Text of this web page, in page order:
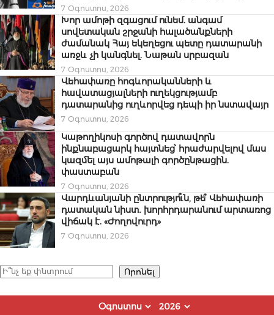
7 Օգոստոս, 2026
Խոր ամոթի զգացում ունեմ. անգամ
սովետական շրջանի հալածանքների
ժամանակ Հայ եկեղեցու պետը դատարանի
առջև չի կանգնել. Նաթան սրբազան
7 Օգոստոս, 2026
Վեհափառը հոգևորականների և
հավատացյալների ուղեկցությամբ
դատարանից ուղևորվեց դեպի իր նստավայր
7 Օգոստոս, 2026
Կաթողիկոսի գործով դատավորն
ինքնաբացարկ հայտնեց՝ հրաժարվելով մաս
կազմել այս ամոթալի գործընթացին.
փաստաբան
7 Օգոստոս, 2026
Վարդևանյանի ընտրությո՞ւն, թե՞ Վեհափառի
դատական նիստ․ խորհրդարանում արտառոց
վիճակ է. «Ժողովուրդ»
7 Օգոստոս, 2026
Որոնել Որոնել